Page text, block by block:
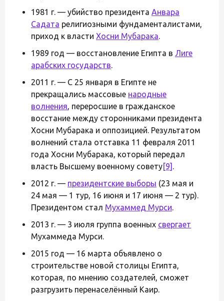
1981 г. — убийство президента Анвара
Садата религиозными фундаменталистами,
приход к власти Хосни Мубарака.
1989 год — восстановление Египта в Лиге
арабских государств.
2011 г. — С 25 января в Египте не
прекращались массовые народные
волнения, переросшие в гражданское
восстание между сторонниками президента
Хосни Мубарака и оппозицией. Результатом
волнений стала отставка 11 февраля 2011
года Хосни Мубарака, который передал
власть Высшему военному совету[9] .
2012 г. — президентские выборы (23 мая и
24 мая — 1 тур, 16 июня и 17 июня — 2 тур).
Президентом стал Мухаммед Мурси.
2013 г. — 3 июля группа военных свергает
Мухаммеда Мурси.
2015 год — 16 марта объявлено о
строительстве новой столицы Египта,
которая, по мнению создателей, сможет
разгрузить перенаселённый Каир.